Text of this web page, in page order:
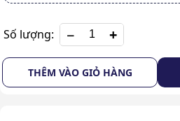
Số lượng: +
THÊM VÀO GIỎ HÀNG